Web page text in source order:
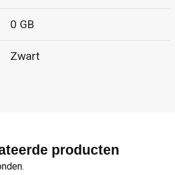
0 GB
Zwart
producten